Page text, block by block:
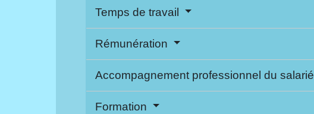
Temps de travail
Rémunération
Accompagnement professionnel du salarié
Formation